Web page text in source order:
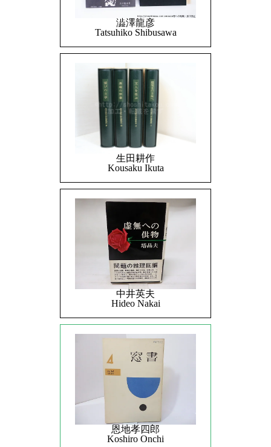
澁澤龍彦
Tatsuhiko Shibusawa
生田耕作
Kousaku Ikuta
中井英夫
Hideo Nakai
恩地孝四郎
Koshiro Onchi